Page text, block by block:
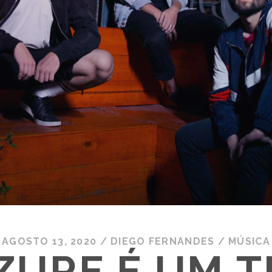
AGOSTO 13, 2020 / DIEGO FERNANDES / MÚSICA